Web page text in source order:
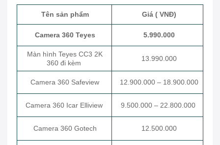
Tên sản phẩm Giá ( VNĐ)
Camera 360 Teyes 5.990.000
Màn hình Teyes CC3 2K
360 đi kèm
13.990.000
Camera 360 Safeview 12.900.000 – 18.900.000
Camera 360 Icar Elliview 9.500.000 – 22.800.000
Camera 360 Gotech 12.500.000